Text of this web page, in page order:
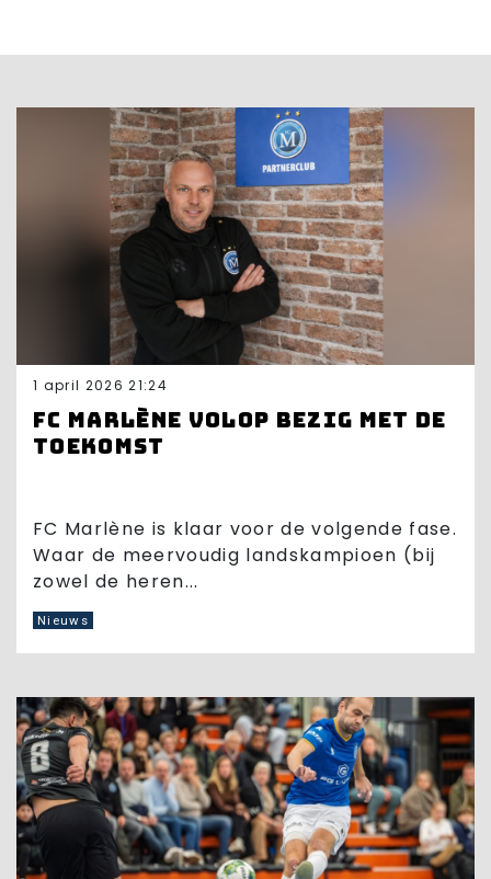
1 april 2026 21:24
FC Marlène volop bezig met de
toekomst
FC Marlène is klaar voor de volgende fase.
Waar de meervoudig landskampioen (bij
zowel de heren...
Nieuws